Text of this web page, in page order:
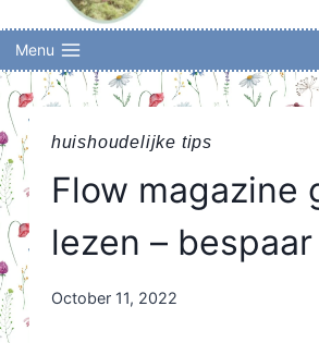
Menu
huishoudelijke tips
Flow magazine
lezen – bespaar
By
October 11, 2022